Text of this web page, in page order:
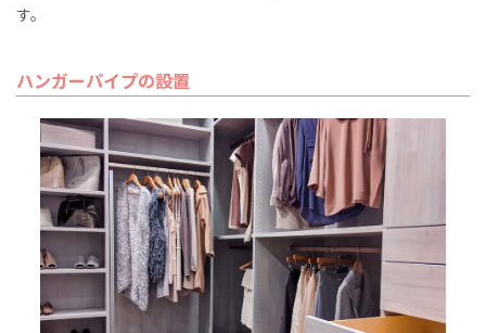
す。
ハンガーパイプの設置